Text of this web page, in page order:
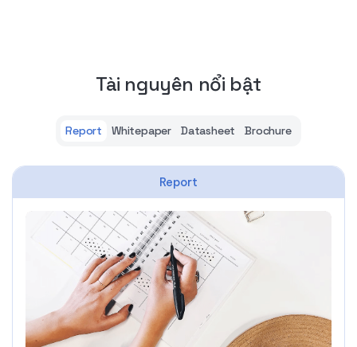
Tài nguyên nổi bật
Report Whitepaper Datasheet Brochure
Report